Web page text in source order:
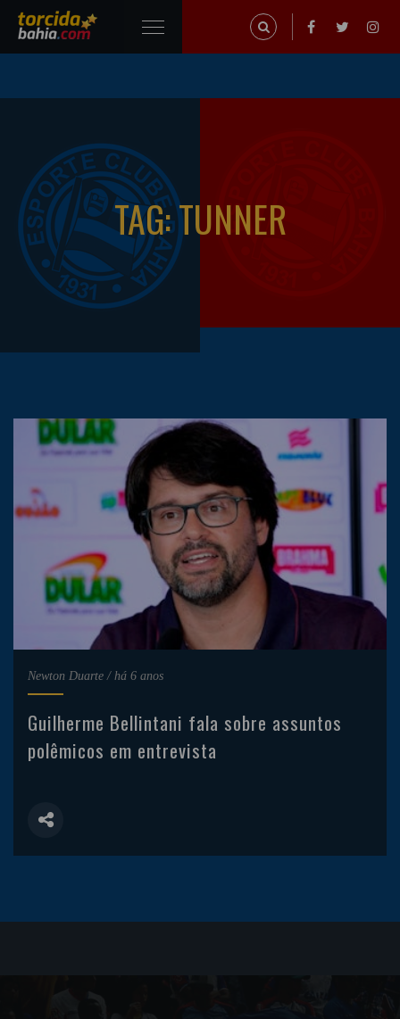
TAG: TUNNER
Newton Duarte / há 6 anos
Guilherme Bellintani fala sobre assuntos
polêmicos em entrevista